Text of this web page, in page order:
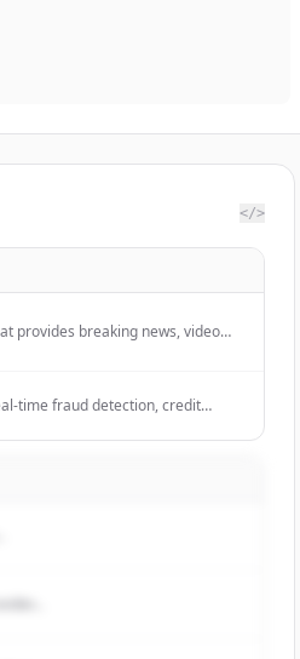
</>
provides breaking news, video
time fraud detection, credit